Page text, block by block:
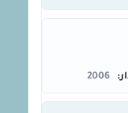
2006